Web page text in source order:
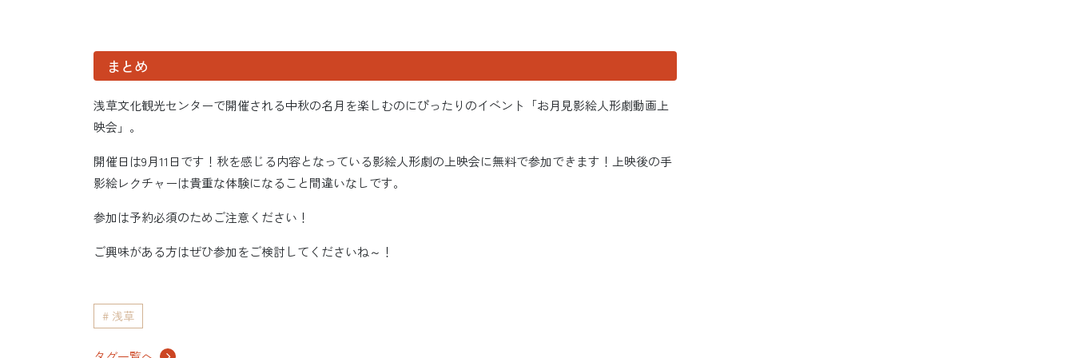
まとめ
浅草文化観光センターで開催される中秋の名月を楽しむのにぴったりのイベント「お月見影絵人形劇動画上
映会」。
開催日は9月11日です！秋を感じる内容となっている影絵人形劇の上映会に無料で参加できます！上映後の手
影絵レクチャーは貴重な体験になること間違いなしです。
参加は予約必須のためご注意ください！
ご興味がある方はぜひ参加をご検討してくださいね～！
浅草